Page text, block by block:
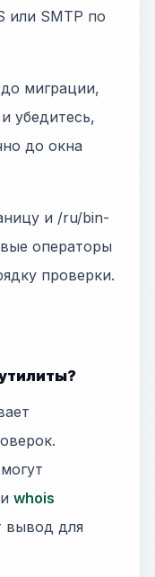
или SMTP по
миграции,
убедитесь,
до окна
и /ru/bin-
операторы
проверки.
whois
вывод для